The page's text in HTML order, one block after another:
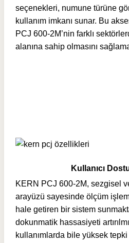
seçenekleri, numune türüne
kullanım imkanı sunar. Bu
PCJ 600-2M’nin farklı
alanına sahip olmasını
Kullanıcı
KERN PCJ 600-2M, sezgisel
arayüzü sayesinde ölçüm
hale getiren bir sistem
dokunmatik hassasiyeti
kullanımlarda bile yüksek tepki